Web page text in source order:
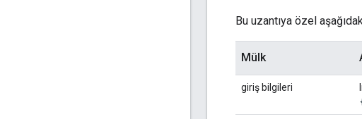
Bu uzantıya özel
Mülk
giriş bilgileri